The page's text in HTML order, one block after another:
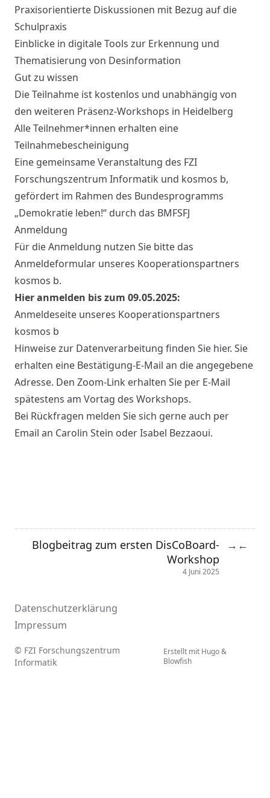
Praxisorientierte Diskussionen mit Bezug auf die
Schulpraxis
Einblicke in digitale Tools zur Erkennung und
Thematisierung von Desinformation
Gut zu wissen
Die Teilnahme ist kostenlos und unabhängig von
den weiteren Präsenz-Workshops in Heidelberg
Alle Teilnehmer*innen erhalten eine
Teilnahmebescheinigung
Eine gemeinsame Veranstaltung des FZI
Forschungszentrum Informatik und kosmos b,
gefördert im Rahmen des Bundesprogramms
„Demokratie leben!“ durch das BMFSFJ
Anmeldung
Für die Anmeldung nutzen Sie bitte das
Anmeldeformular unseres Kooperationspartners
kosmos b.
Hier anmelden bis zum 09.05.2025:
Anmeldeseite unseres Kooperationspartners
kosmos b
Hinweise zur Datenverarbeitung finden Sie hier. Sie
erhalten eine Bestätigung-E-Mail an die angegebene
Adresse. Den Zoom-Link erhalten Sie per E-Mail
spätestens am Vortag des Workshops.
Bei Rückfragen melden Sie sich gerne auch per
Email an Carolin Stein oderIsabel Bezzaoui.
Blogbeitrag zum ersten DisCoBoard-
Workshop
4 Juni 2025
→ ←
Datenschutzerklärung
Impressum
© FZI Forschungszentrum
Informatik
Erstellt mit Hugo&
Blowfish